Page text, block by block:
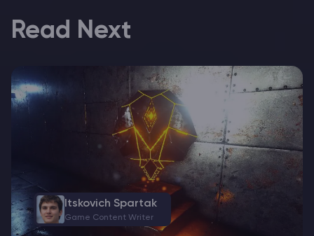
Read Next
Itskovich Spartak
Game Content Writer